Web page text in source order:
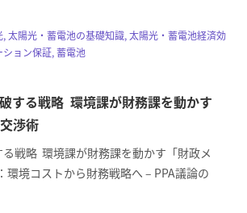
, 太陽光・蓄電池の基礎知識, 太陽光・蓄電池経済効
ョン保証, 蓄電池
する戦略 環境課が財務課を動かす
渉術
戦略 環境課が財務課を動かす「財政メ
環境コストから財務戦略へ – PPA議論の